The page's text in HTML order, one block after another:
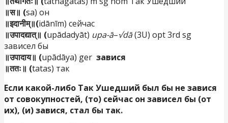
॥स॥ (sa) он
॥इदानीम्॥(idānīm) сейчас
॥उपादद्यात्॥ (upādadyāt) upa-ā–√dā(3U) opt 3rd sg
зависел бы
॥उपादाय॥ (upādāya) ger завися
॥ततः॥ (tatas) так
Если какой-либо Так Ушедший был бы не завися
от совокупностей, (то) сейчас он зависел бы (от
их), (и) завися, стал бы так.